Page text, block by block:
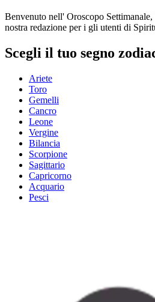
Benvenuto nell' Oroscopo
nostra redazione per i gli utenti di
Scegli il tuo segno
Ariete
Toro
Gemelli
Cancro
Leone
Vergine
Bilancia
Scorpione
Sagittario
Capricorno
Acquario
Pesci